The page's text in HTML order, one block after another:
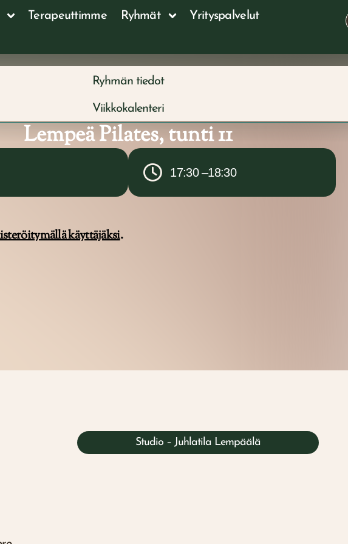
Terapeuttimme Ryhmät Yrityspalvelut
Ryhmän tiedot
Viikkokalenteri
Lempeä Pilates, tunti 11
17:30 –18:30
käyttäjäksi.
Studio – Juhlatila Lempäälä